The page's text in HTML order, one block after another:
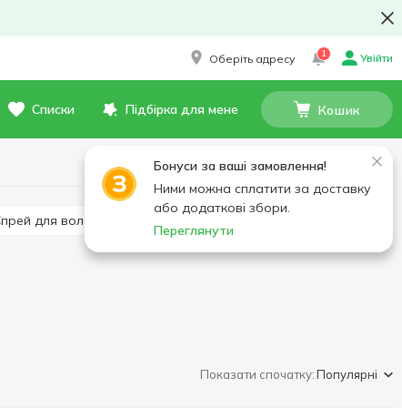
Оберіть адресу 1 Увійти
Списки Підбірка для мене Кошик
Бонуси за ваші замовлення!
Ними можна сплатити за доставку
або додаткові збори.
Переглянути
Спрей для волосся Спеціальний догляд для волосся
Показати спочатку:Популярні